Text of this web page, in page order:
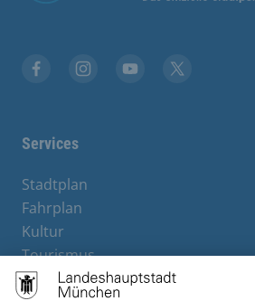
Services
Stadtplan
Fahrplan
Kultur
Tourismus
M-Strom